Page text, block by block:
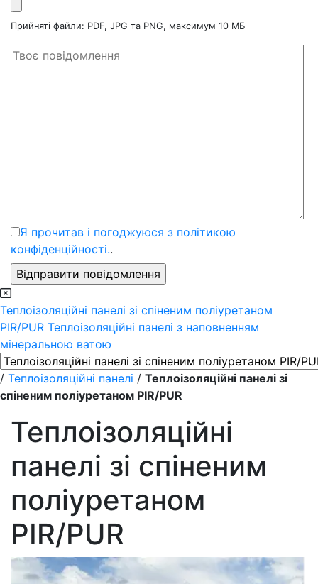
Прийняті файли: PDF, JPG та PNG, максимум 10 МБ
Я прочитав і погоджуюся з політикою
конфіденційності..
Теплоізоляційні панелі зі спіненим поліуретаном
PIR/PUR Теплоізоляційні панелі з наповненням
мінеральною ватою
/ Теплоізоляційні панелі / Теплоізоляційні панелі зі
спіненим поліуретаном PIR/PUR
Теплоізоляційні
панелі зі спіненим
поліуретаном
PIR/PUR